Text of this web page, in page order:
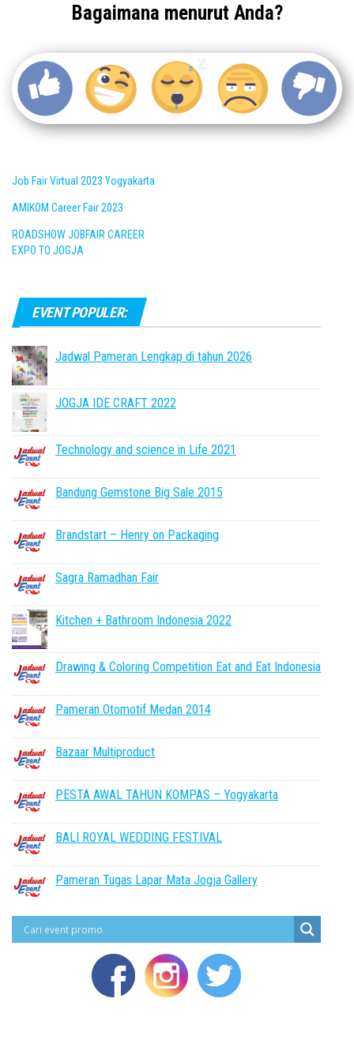
Bagaimana menurut Anda?
Job Fair Virtual 2023 Yogyakarta
AMIKOM Career Fair 2023
ROADSHOW JOBFAIR CAREER
EXPO TO JOGJA
EVENT POPULER:
Jadwal Pameran Lengkap di tahun 2026
JOGJA IDE CRAFT 2022
Technology and science in Life 2021
Bandung Gemstone Big Sale 2015
Brandstart – Henry on Packaging
Sagra Ramadhan Fair
Kitchen + Bathroom Indonesia 2022
Drawing & Coloring Competition Eat and Eat Indonesia
Pameran Otomotif Medan 2014
Bazaar Multiproduct
PESTA AWAL TAHUN KOMPAS – Yogyakarta
BALI ROYAL WEDDING FESTIVAL
Pameran Tugas Lapar Mata Jogja Gallery